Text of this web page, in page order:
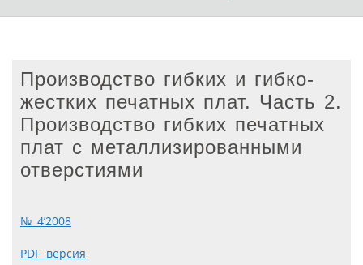
Производство гибких и гибко-
жестких печатных плат. Часть 2.
Производство гибких печатных
плат с металлизированными
отверстиями
№ 4’2008
PDF версия